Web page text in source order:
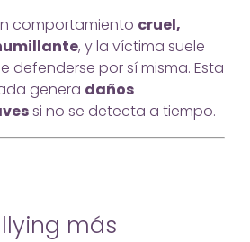
comportamiento cruel,
, y la víctima suele
defenderse por sí misma. Esta
genera daños
si no se detecta a tiempo.
más